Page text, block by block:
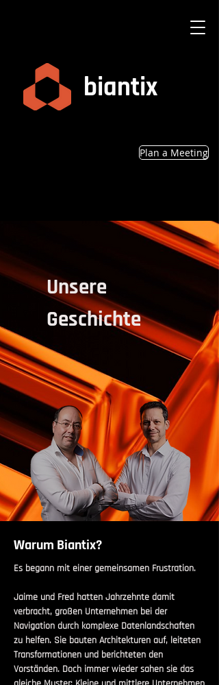
biantix
Plan a Meeting
Unsere
Geschichte
Warum Biantix?
Es begann mit einer gemeinsamen Frustration.
Jaime und Fred hatten Jahrzehnte damit
verbracht, großen Unternehmen bei der
Navigation durch komplexe Datenlandschaften
zu helfen. Sie bauten Architekturen auf, leiteten
Transformationen und berichteten den
Vorständen. Doch immer wieder sahen sie das